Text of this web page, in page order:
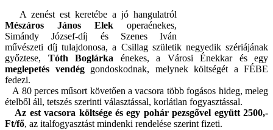
A zenést est keretébe a jó hangulatról
Mészáros János Elek operaénekes,
Simándy József-díj és Szenes Iván
művészeti díj tulajdonosa, a Csillag születik negyedik szériájának
győztese, Tóth Boglárka énekes, a Városi Énekkar és egy
meglepetés vendéggondoskodnak, melynek költségét a FÉBE
fedezi.
A 80 perces műsort követően a vacsora több fogásos hideg, meleg
ételből áll, tetszés szerinti választással, korlátlan fogyasztással.
Az est vacsora költsége és egy pohár pezsgővel együtt 2500,-
Ft/fő, az italfogyasztást mindenki rendelése szerint fizeti.